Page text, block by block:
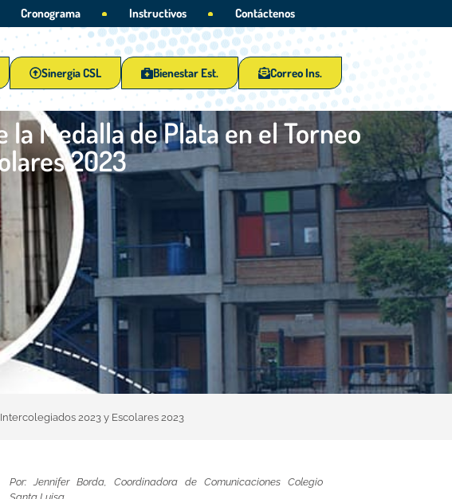
Cronograma Instructivos Contáctenos
Correo Ins.
Bienestar Est.
Sinergia CSL
la Medalla de Plata en el Torneo
2023
2023 y Escolares 2023
Por: Jennifer Borda, Coordinadora de Comunicaciones Colegio